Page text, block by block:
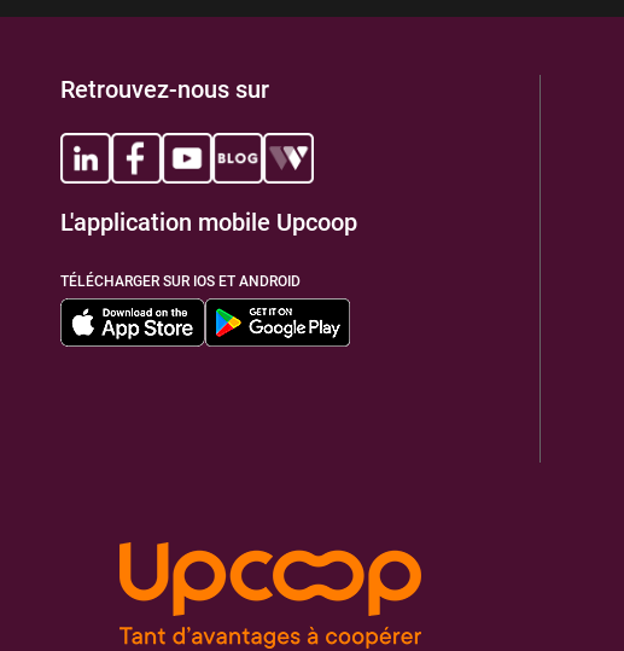
Retrouvez-nous sur
L'application mobile Upcoop
TÉLÉCHARGER SUR IOS ET ANDROID